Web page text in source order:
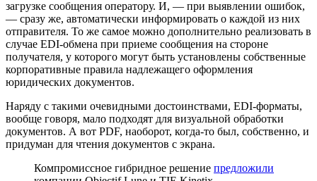
загрузке сообщения оператору. И, — при выявлении ошибок,
— сразу же, автоматически информировать о каждой из них
отправителя. То же самое можно дополнительно реализовать в
случае EDI-обмена при приеме сообщения на стороне
получателя, у которого могут быть установлены собственные
корпоративные правила надлежащего оформления
юридических документов.
Наряду с такими очевидными достоинствами, EDI-форматы,
вообще говоря, мало подходят для визуальной обработки
документов. А вот PDF, наоборот, когда-то был, собственно, и
придуман для чтения документов с экрана.
Компромиссное гибридное решение предложили